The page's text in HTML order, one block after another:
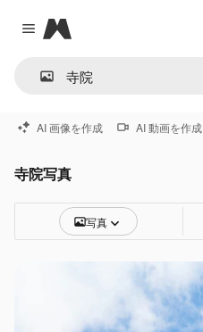
Close menu
Magnific
AI 画像を作成 AI 動画を作成
寺院写真
写真